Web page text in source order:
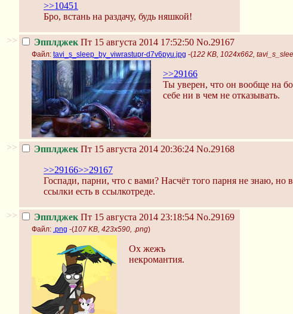
>>10451
Бро, встань на раздачу, будь няшкой!
>> Эпплджек Пт 15 августа 2014 17:52:50 No.29167
Файл: tavi_s_sleep_by_viwrastupr-d7v6pyu.jpg -(122 KB, 1024x662,
>>29166
Ты уверен, что он вообще на
себе ни в чем не отказывать.
>> Эпплджек Пт 15 августа 2014 20:36:24 No.29168
>>29166>>29167
Госпади, парни, что с вами? Насчёт того парня не знаю,
ссылки есть в ссылкотреде.
>> Эпплджек Пт 15 августа 2014 23:18:54 No.29169
Файл: .png -(107 KB, 423x590, .png)
Ох жежъ
некромантия.